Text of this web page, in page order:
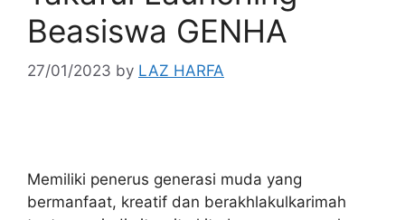
Beasiswa GENHA
27/01/2023 by LAZ HARFA
Memiliki penerus generasi muda yang
bermanfaat, kreatif dan berakhlakulkarimah